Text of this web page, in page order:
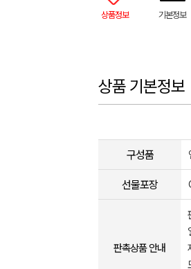
상품정보 기본정보
상품 기본정보
구성품
선물포장
판촉상품 안내